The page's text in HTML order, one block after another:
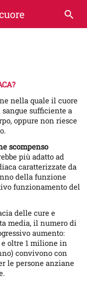
search
nella quale il cuore
sufficiente a
oppure non riesce
scompenso
più adatto ad
caratterizzate da
della funzione
funzionamento del
delle cure e
media, il numero di
aumento:
oltre 1 milione in
convivono con
le persone anziane